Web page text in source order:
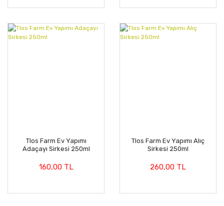
Tlos Farm Ev Yapımı
Adaçayı Sirkesi 250ml
160,00 TL
Tlos Farm Ev Yapımı Alıç
Sirkesi 250ml
260,00 TL